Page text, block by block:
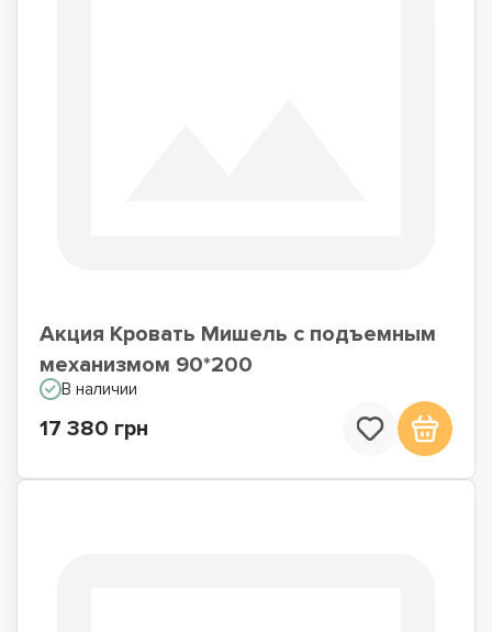
Акция Кровать Мишель с подъемным
механизмом 90*200
В наличии
17 380 грн